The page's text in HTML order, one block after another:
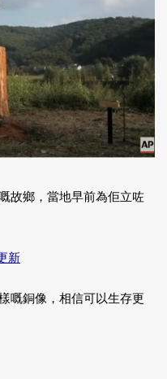
故鄉，當地早前為佢立咗
新
嘅銅像，相信可以生存更